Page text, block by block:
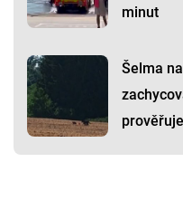
minut
Šelma
prověřuje